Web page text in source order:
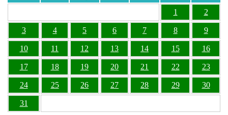
1
2
3 4 5 6 7 8 9
10 11 12 13 14 15 16
17 18 19 20 21 22 23
24 25 26 27 28 29 30
31